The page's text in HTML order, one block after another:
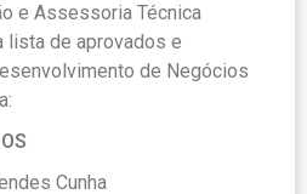
e Assessoria Técnica
lista de aprovados e
de Negócios
Cunha